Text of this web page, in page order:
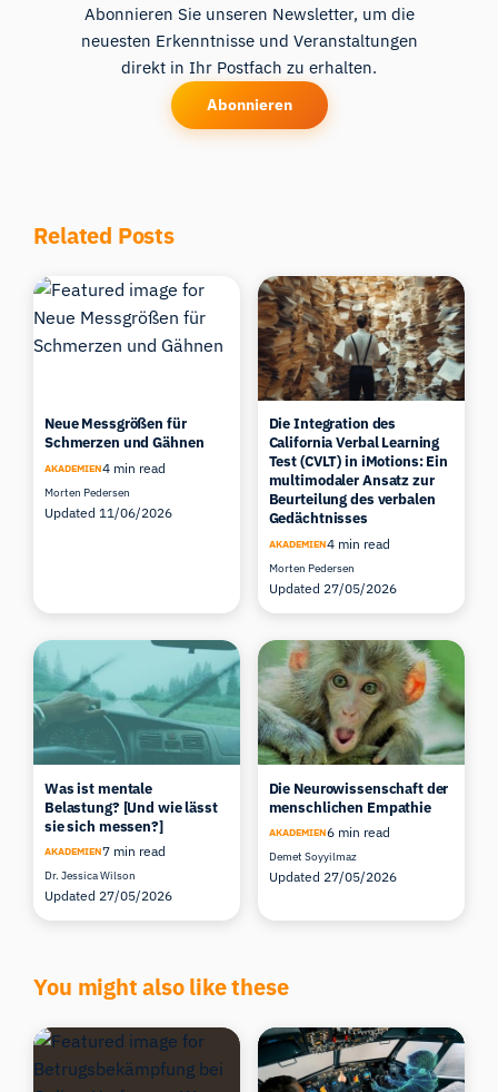
Abonnieren Sie unseren Newsletter, um die
neuesten Erkenntnisse und Veranstaltungen
direkt in Ihr Postfach zu erhalten.
Abonnieren
Related Posts
Neue Messgrößen für
Schmerzen und Gähnen
AKADEMIEN4 min read
Morten Pedersen
Updated 11/06/2026
Die Integration des
California Verbal Learning
Test (CVLT) in iMotions: Ein
multimodaler Ansatz zur
Beurteilung des verbalen
Gedächtnisses
AKADEMIEN4 min read
Morten Pedersen
Updated 27/05/2026
Was ist mentale
Belastung? [Und wie lässt
sie sich messen?]
AKADEMIEN7 min read
Dr. Jessica Wilson
Updated 27/05/2026
Die Neurowissenschaft der
menschlichen Empathie
AKADEMIEN6 min read
Demet Soyyilmaz
Updated 27/05/2026
You might also like these